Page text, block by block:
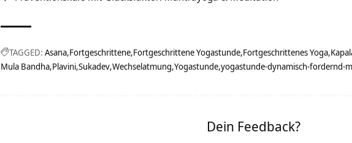
TAGGED: Asana Fortgeschrittene Fortgeschrittene Yogastunde Fortgeschrittenes Yoga
Mula Bandha Plavini Sukadev Wechselatmung Yogastunde yogastunde-dynamisch-fordernd-
Dein Feedback?